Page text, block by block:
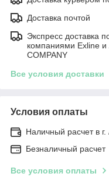
Доставка почтой
Экспресс доставка
компаниями Exline и
COMPANY
Все условия доставки
Условия оплаты
Наличный расчет в г.
Безналичный расчет
Все условия оплаты